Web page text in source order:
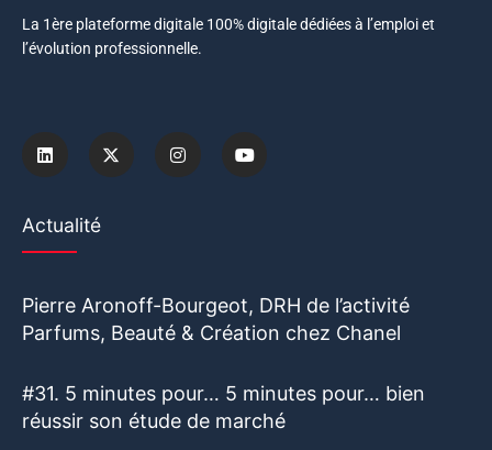
La 1ère plateforme digitale 100% digitale dédiées à l’emploi et
l’évolution professionnelle.
Actualité
Pierre Aronoff-Bourgeot, DRH de l’activité
Parfums, Beauté & Création chez Chanel
#31. 5 minutes pour… 5 minutes pour… bien
réussir son étude de marché